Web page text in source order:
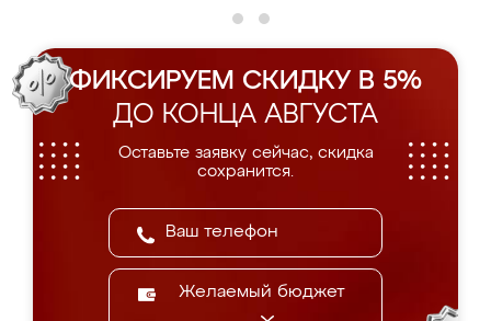
ФИКСИРУЕМ СКИДКУ В 5%
ДО КОНЦА АВГУСТА
Оставьте заявку сейчас, скидка
сохранится.
Желаемый бюджет